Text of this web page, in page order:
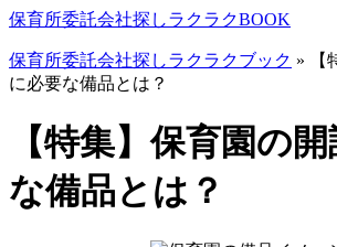
保育所委託会社探しラクラクBOOK
保育所委託会社探しラクラクブック »
に必要な備品とは？
【特集】保育園の
な備品とは？